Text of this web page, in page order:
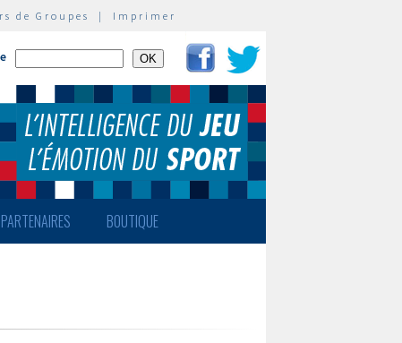
de Groupes | Imprimer
PARTENAIRES BOUTIQUE